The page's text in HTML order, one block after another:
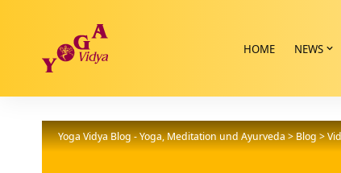
HOME NEWS
Yoga Vidya Blog - Yoga, Meditation und Ayurveda>Blog>